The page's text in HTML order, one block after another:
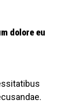
dolore eu